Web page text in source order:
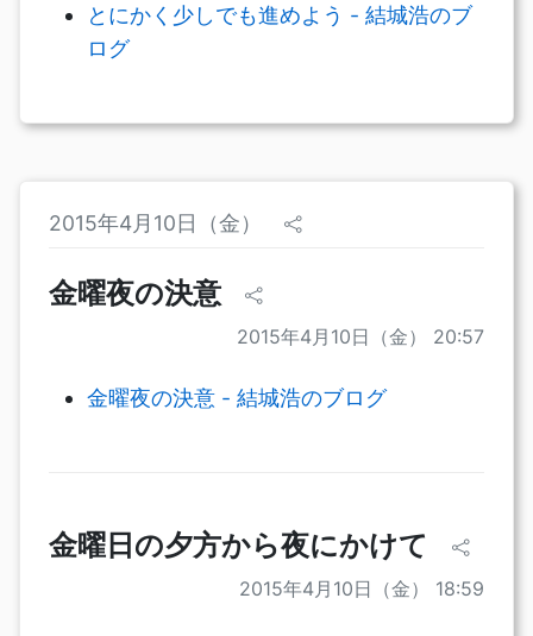
とにかく少しでも進めよう - 結城浩のブ
ログ
2015年4月10日（金）
金曜夜の決意
2015年4月10日（金） 20:57
金曜夜の決意 - 結城浩のブログ
金曜日の夕方から夜にかけて
2015年4月10日（金） 18:59